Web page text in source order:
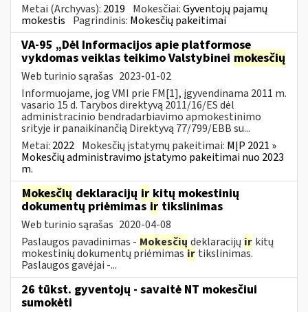
Metai (Archyvas): 2019 Mokesčiai:Gyventojų pajamų
mokestis Pagrindinis: Mokesčių pakeitimai
VA-95 „Dėl Informacijos apie platformose
vykdomas veiklas teikimo Valstybinei mokesčių
Web turinio sąrašas 2023-01-02
Informuojame, jog VMI prie FM[1], įgyvendinama 2011 m.
vasario 15 d. Tarybos direktyvą 2011/16/ES dėl
administracinio bendradarbiavimo apmokestinimo
srityje ir panaikinančią Direktyvą 77/799/EBB su...
Metai: 2022 Mokesčių įstatymų pakeitimai: MĮP 2021 »
Mokesčių administravimo įstatymo pakeitimai nuo 2023
m.
Mokesčių deklaracijų ir kitų mokestinių
dokumentų priėmimasir tikslinimas
Web turinio sąrašas 2020-04-08
Paslaugos pavadinimas - Mokesčių deklaracijų ir kitų
mokestinių dokumentų priėmimasir tikslinimas.
Paslaugos gavėjai -...
26 tūkst. gyventojų - savaitė NT mokesčiui
sumokėti